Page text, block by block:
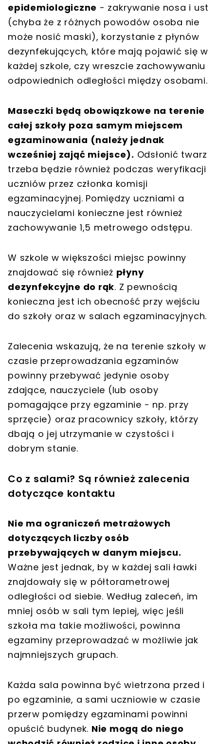
epidemiologiczne - zakrywanie nosa i ust
(chyba że z różnych powodów osoba nie
może nosić maski), korzystanie z płynów
dezynfekujących, które mają pojawić się w
każdej szkole, czy wreszcie zachowywaniu
odpowiednich odległości między osobami.
Maseczki będą obowiązkowe na terenie
całej szkoły poza samym miejscem
egzaminowania (należy jednak
wcześniej zająć miejsce). Odsłonić twarz
trzeba będzie również podczas weryfikacji
uczniów przez członka komisji
egzaminacyjnej. Pomiędzy uczniami a
nauczycielami konieczne jest również
zachowywanie 1,5 metrowego odstępu.
W szkole w większości miejsc powinny
znajdować się również płyny
dezynfekcyjne do rąk. Z pewnością
konieczna jest ich obecność przy wejściu
do szkoły oraz w salach egzaminacyjnych.
Zalecenia wskazują, że na terenie szkoły w
czasie przeprowadzania egzaminów
powinny przebywać jedynie osoby
zdające, nauczyciele (lub osoby
pomagające przy egzaminie - np. przy
sprzęcie) oraz pracownicy szkoły, którzy
dbają o jej utrzymanie w czystości i
dobrym stanie.
Co z salami? Są również zalecenia
dotyczące kontaktu
Nie ma ograniczeń metrażowych
dotyczących liczby osób
przebywających w danym miejscu.
Ważne jest jednak, by w każdej sali ławki
znajdowały się w półtorametrowej
odległości od siebie. Według zaleceń, im
mniej osób w sali tym lepiej, więc jeśli
szkoła ma takie możliwości, powinna
egzaminy przeprowadzać w możliwie jak
najmniejszych grupach.
Każda sala powinna być wietrzona przed i
po egzaminie, a sami uczniowie w czasie
przerw pomiędzy egzaminami powinni
opuścić budynek. Nie mogą do niego